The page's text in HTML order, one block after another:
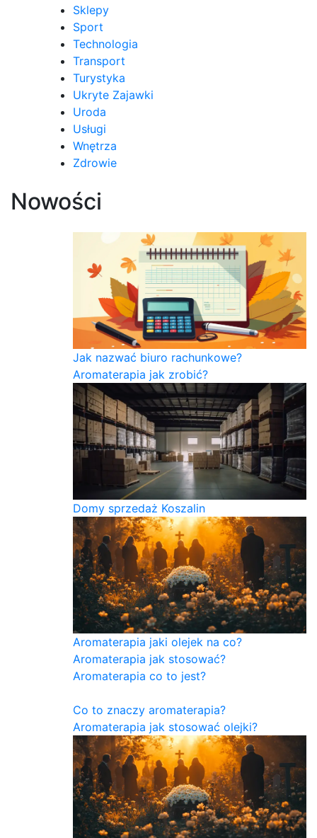
Sklepy
Sport
Technologia
Transport
Turystyka
Ukryte Zajawki
Uroda
Usługi
Wnętrza
Zdrowie
Nowości
Jak nazwać biuro rachunkowe?
Aromaterapia jak zrobić?
Domy sprzedaż Koszalin
Aromaterapia jaki olejek na co?
Aromaterapia jak stosować?
Aromaterapia co to jest?
Co to znaczy aromaterapia?
Aromaterapia jak stosować olejki?